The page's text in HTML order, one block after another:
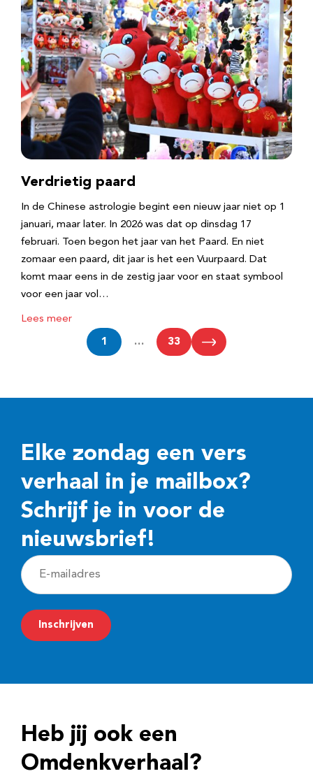
Verdrietig paard
In de Chinese astrologie begint een nieuw jaar niet op 1
januari, maar later. In 2026 was dat op dinsdag 17
februari. Toen begon het jaar van het Paard. En niet
zomaar een paard, dit jaar is het een Vuurpaard. Dat
komt maar eens in de zestig jaar voor en staat symbool
voor een jaar vol…
Lees meer
1 … 33
Elke zondag een vers
verhaal in je mailbox?
Schrijf je in voor de
nieuwsbrief!
E
-
m
a
r
e
Inschrijven
Heb jij ook een
Omdenkverhaal?